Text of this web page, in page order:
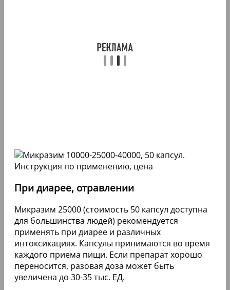
При диарее, отравлении
Микразим 25000 (стоимость 50 капсул доступна
для большинства людей) рекомендуется
применять при диарее и различных
интоксикациях. Капсулы принимаются во время
каждого приема пищи. Если препарат хорошо
переносится, разовая доза может быть
увеличена до 30-35 тыс. ЕД.